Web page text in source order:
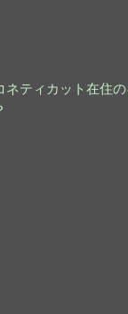
ネティカット在住